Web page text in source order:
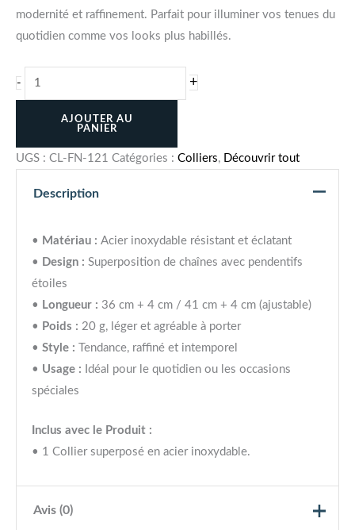
modernité et raffinement. Parfait pour illuminer vos tenues du
quotidien comme vos looks plus habillés.
- +
AJOUTER AU
PANIER
UGS : CL-FN-121 Catégories : Colliers, Découvrir tout
Description
• Matériau : Acier inoxydable résistant et éclatant
• Design : Superposition de chaînes avec pendentifs
étoiles
• Longueur : 36 cm + 4 cm / 41 cm + 4 cm (ajustable)
• Poids : 20 g, léger et agréable à porter
• Style : Tendance, raffiné et intemporel
• Usage : Idéal pour le quotidien ou les occasions
spéciales
Inclus avec le Produit :
• 1 Collier superposé en acier inoxydable.
Avis (0)